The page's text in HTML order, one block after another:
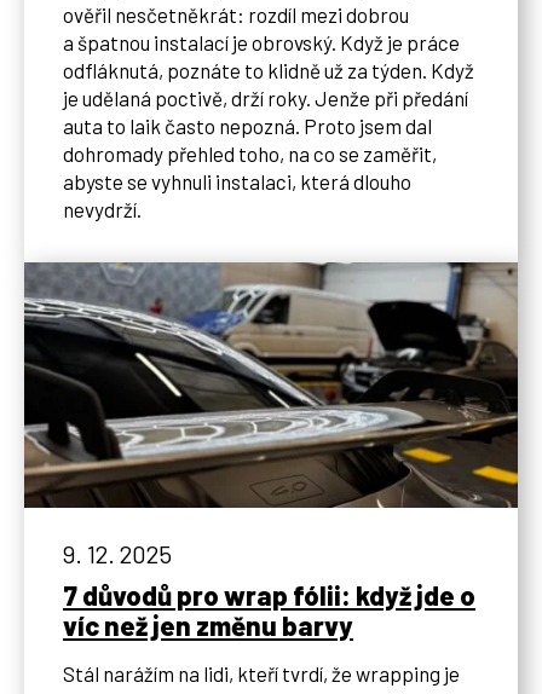
ověřil nesčetněkrát: rozdíl mezi dobrou
a špatnou instalací je obrovský. Když je práce
odfláknutá, poznáte to klidně už za týden. Když
je udělaná poctivě, drží roky. Jenže při předání
auta to laik často nepozná. Proto jsem dal
dohromady přehled toho, na co se zaměřit,
abyste se vyhnuli instalaci, která dlouho
nevydrží.
9. 12. 2025
7 důvodů pro wrap fólii: když jde o
víc než jen změnu barvy
Stál narážím na lidi, kteří tvrdí, že wrapping je